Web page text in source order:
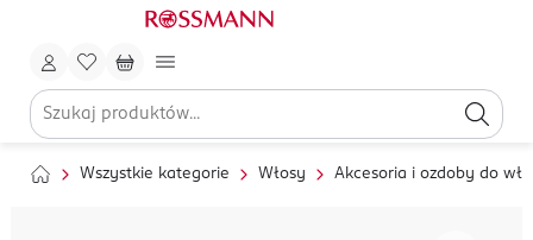
Wszystkie kategorie Włosy Akcesoria i ozdoby do